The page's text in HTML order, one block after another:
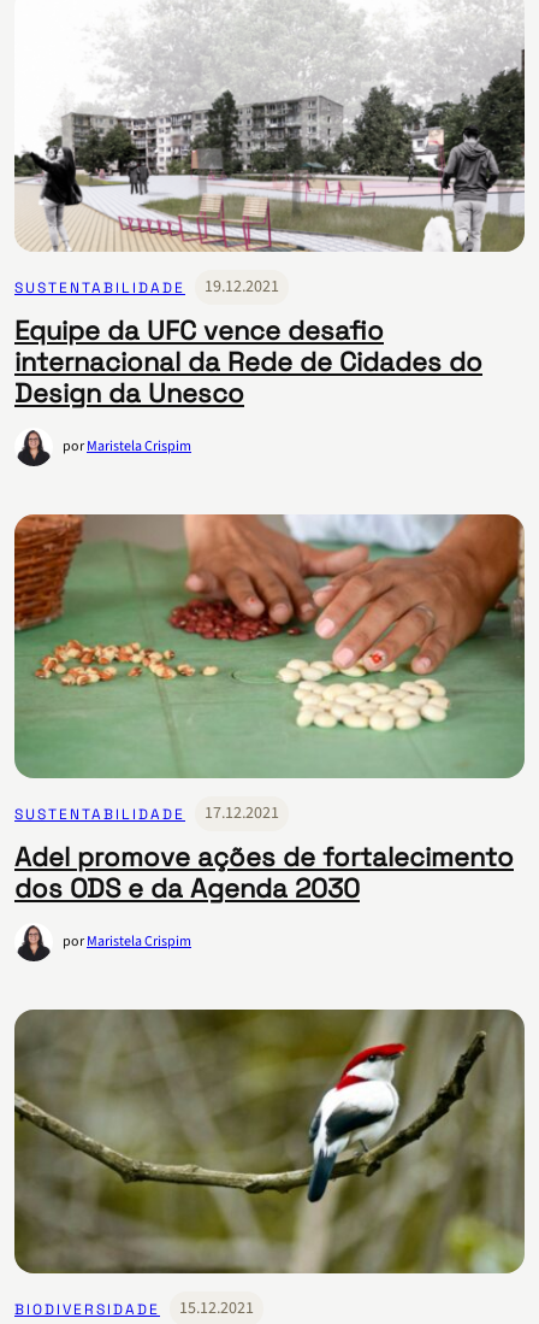
SUSTENTABILIDADE 19.12.2021
Equipe da UFC vence desafio
internacional da Rede de Cidades do
Design da Unesco
porMaristela Crispim
SUSTENTABILIDADE 17.12.2021
Adel promove ações de fortalecimento
dos ODS e da Agenda 2030
porMaristela Crispim
BIODIVERSIDADE 15.12.2021